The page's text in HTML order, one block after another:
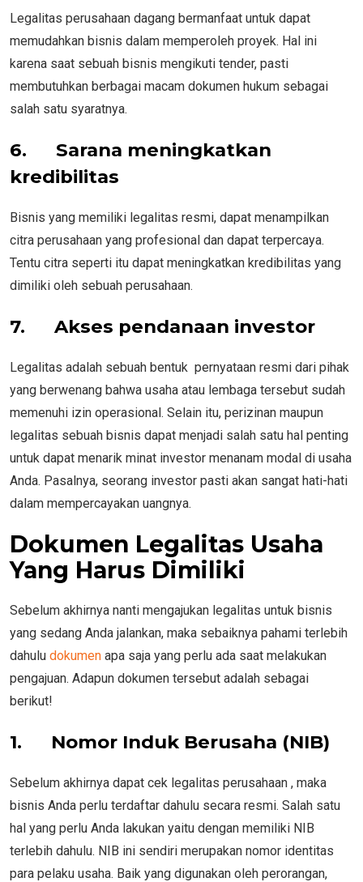
Legalitas perusahaan dagang bermanfaat untuk dapat
memudahkan bisnis dalam memperoleh proyek. Hal ini
karena saat sebuah bisnis mengikuti tender, pasti
membutuhkan berbagai macam dokumen hukum sebagai
salah satu syaratnya.
6.
Sarana meningkatkan
kredibilitas
Bisnis yang memiliki legalitas resmi, dapat menampilkan
citra perusahaan yang profesional dan dapat terpercaya.
Tentu citra seperti itu dapat meningkatkan kredibilitas yang
dimiliki oleh sebuah perusahaan.
7. Akses pendanaan investor
Legalitas adalah sebuah bentuk pernyataan resmi dari pihak
yang berwenang bahwa usaha atau lembaga tersebut sudah
memenuhi izin operasional. Selain itu, perizinan maupun
legalitas sebuah bisnis dapat menjadi salah satu hal penting
untuk dapat menarik minat investor menanam modal di usaha
Anda. Pasalnya, seorang investor pasti akan sangat hati-hati
dalam mempercayakan uangnya.
Dokumen Legalitas Usaha
Yang Harus Dimiliki
Sebelum akhirnya nanti mengajukan legalitas untuk bisnis
yang sedang Anda jalankan, maka sebaiknya pahami terlebih
dahulu dokumen apa saja yang perlu ada saat melakukan
pengajuan. Adapun dokumen tersebut adalah sebagai
berikut!
1. Nomor Induk Berusaha (NIB)
Sebelum akhirnya dapat cek legalitas perusahaan , maka
bisnis Anda perlu terdaftar dahulu secara resmi. Salah satu
hal yang perlu Anda lakukan yaitu dengan memiliki NIB
terlebih dahulu. NIB ini sendiri merupakan nomor identitas
para pelaku usaha. Baik yang digunakan oleh perorangan,